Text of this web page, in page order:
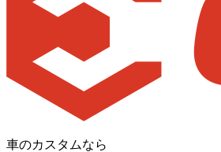
車のカスタムなら